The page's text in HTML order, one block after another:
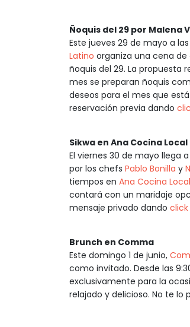
Ñoquis del 29 por Malena
Este jueves 29 de mayo a
Latino organiza una cena
ñoquis del 29. La propuesta
mes se preparan ñoquis
deseos para el mes que
reservación previa dando
Sikwa en Ana Cocina Local
El viernes 30 de mayo llega
por los chefs Pablo Bonilla y
tiempos en Ana Cocina Local
contará con un maridaje
mensaje privado dando
Brunch en Comma
Este domingo 1 de junio,
como invitado. Desde las
exclusivamente para la
relajado y delicioso. No te lo